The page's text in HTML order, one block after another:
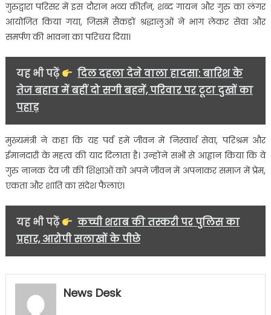
गुरुद्वारा परिसर में इस दौरान भव्य कीर्तन, शब्द गायन और गुरु का लंगर
आयोजित किया गया, जिसमें सैकड़ों श्रद्धालुओं ने भाग लेकर सेवा और
समर्पण की भावना का परिचय दिया।
यह भी पढ़ें
दिल दहला देने वाला हादसा: बारिश के
तेज बहाव में बहीं दो सगी बहनें, परिवार पर टूटा दुखों का
पहाड़
मुख्यमंत्री ने कहा कि यह पर्व हमें जीवन में निस्वार्थ सेवा, परिश्रम और
ईमानदारी के महत्व की याद दिलाता है। उन्होंने सभी से आह्वान किया कि वे
गुरु नानक देव जी की शिक्षाओं को अपने जीवन में अपनाकर समाज में प्रेम,
एकता और शांति का संदेश फैलाएं।
यह भी पढ़ें
कच्ची शराब की तस्करी पर पुलिस का
प्रहार, आरोपी सलाखों के पीछे
News Desk